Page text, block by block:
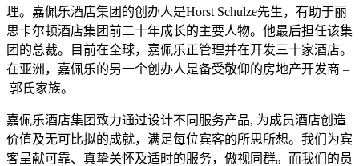
理。嘉佩乐酒店集团的创办人是Horst Schulze先生，有助于丽
思卡尔顿酒店集团前二十年成长的主要人物。他最后担任该集
团的总裁。目前在全球，嘉佩乐正管理并在开发三十家酒店。
在亚洲，嘉佩乐的另一个创办人是备受敬仰的房地产开发商 –
郭氏家族。
嘉佩乐酒店集团致力通过设计不同服务产品, 为成员酒店创造
价值及无可比拟的成就，满足每位宾客的所思所想。我们为宾
客呈献可靠、真挚关怀及适时的服务，傲视同群。而我们的员